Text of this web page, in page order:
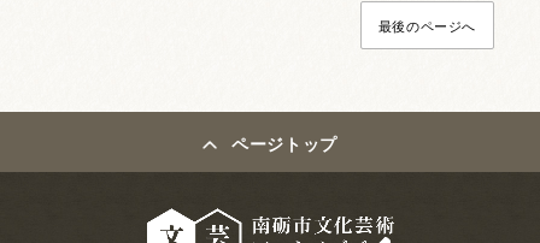
最後のページへ
ページトップ